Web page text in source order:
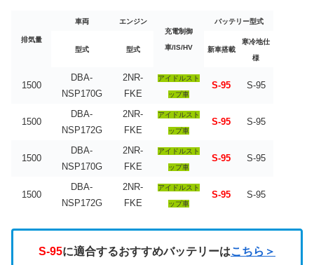
排気量
車両
エンジン
充電制御
車/IS/HV
バッテリー型式
型式 型式 新車搭載
寒冷地仕
様
1500
DBA-
NSP170G
2NR-
FKE
アイドルスト
ップ車
S-95 S-95
1500
DBA-
NSP172G
2NR-
FKE
アイドルスト
ップ車
S-95 S-95
1500
DBA-
NSP170G
2NR-
FKE
アイドルスト
ップ車
S-95 S-95
1500
DBA-
NSP172G
2NR-
FKE
アイドルスト
ップ車
S-95 S-95
S-95に適合するおすすめバッテリーはこちら＞